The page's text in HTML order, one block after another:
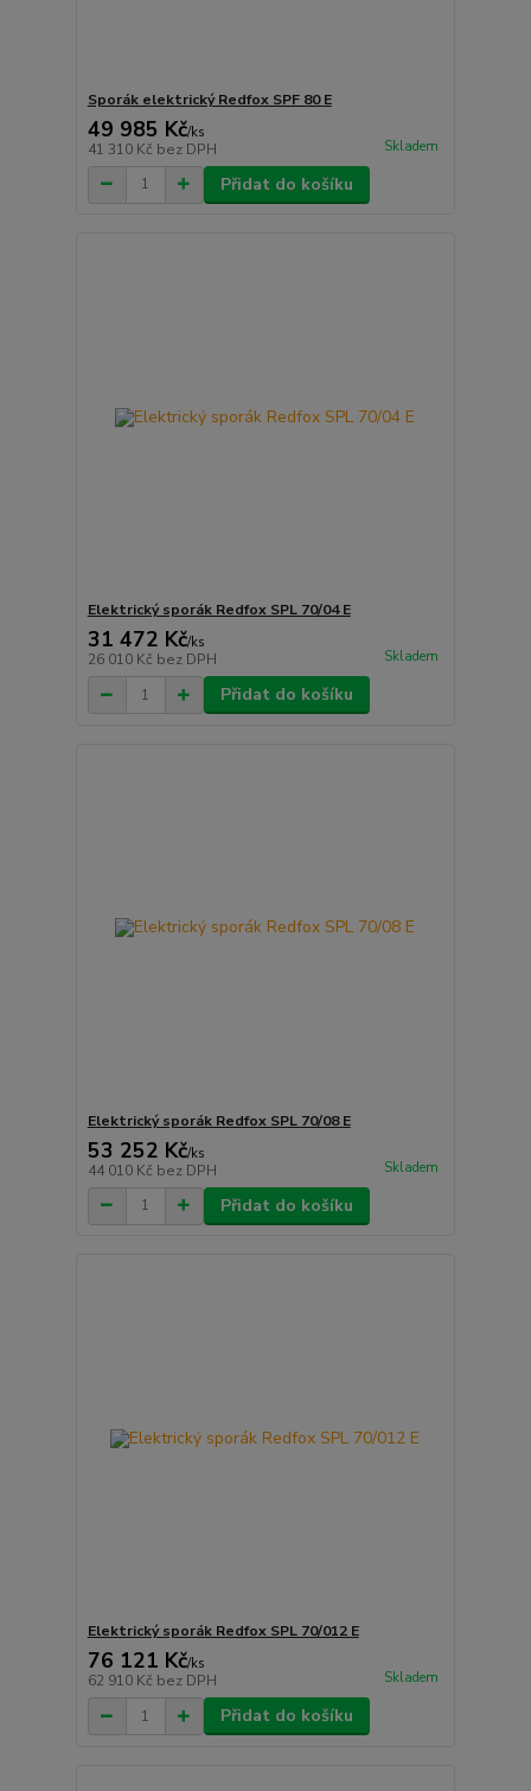
Sporák elektrický Redfox SPF 80 E
49 985 Kč/ks
41 310 Kč bez DPH Skladem
Přidat do košíku
Elektrický sporák Redfox SPL 70/04 E
31 472 Kč/ks
26 010 Kč bez DPH Skladem
Přidat do košíku
Elektrický sporák Redfox SPL 70/08 E
53 252 Kč/ks
44 010 Kč bez DPH Skladem
Přidat do košíku
Elektrický sporák Redfox SPL 70/012 E
76 121 Kč/ks
62 910 Kč bez DPH Skladem
Přidat do košíku